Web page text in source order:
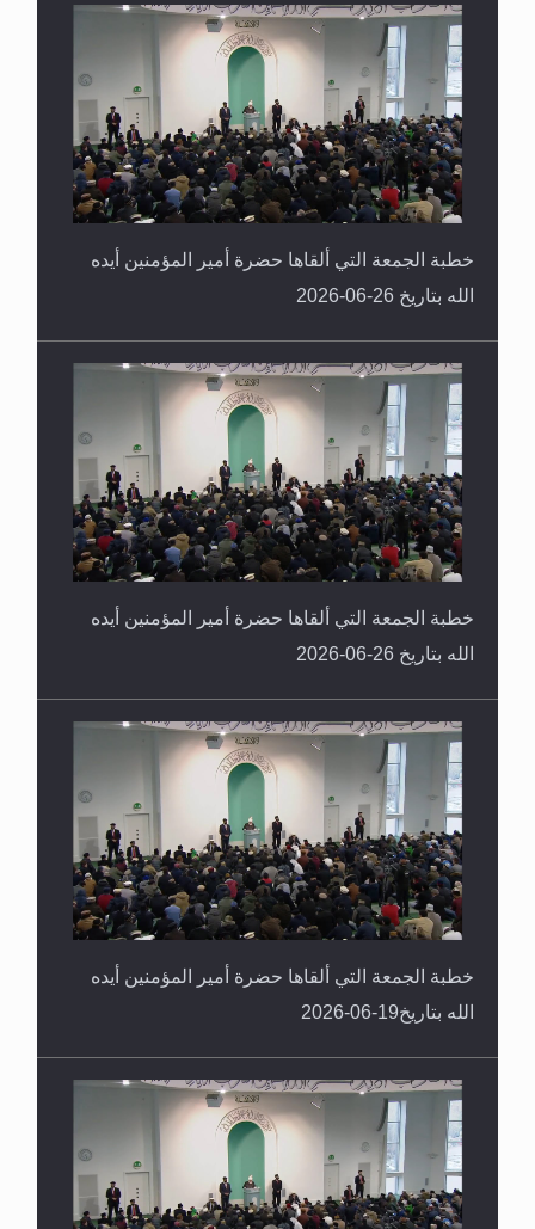
خطبة الجمعة التي ألقاها حضرة أمير المؤمنين أيده
الله بتاريخ 26-06-2026
خطبة الجمعة التي ألقاها حضرة أمير المؤمنين أيده
الله بتاريخ 26-06-2026
خطبة الجمعة التي ألقاها حضرة أمير المؤمنين أيده
الله بتاريخ19-06-2026